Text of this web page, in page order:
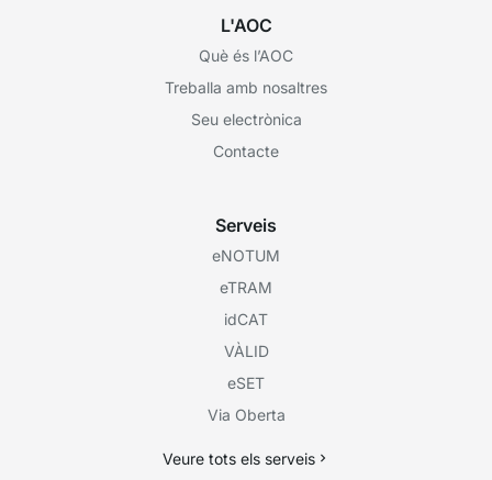
L'AOC
Què és l’AOC
Treballa amb nosaltres
Seu electrònica
Contacte
Serveis
eNOTUM
eTRAM
idCAT
VÀLID
eSET
Via Oberta
Veure tots els serveis